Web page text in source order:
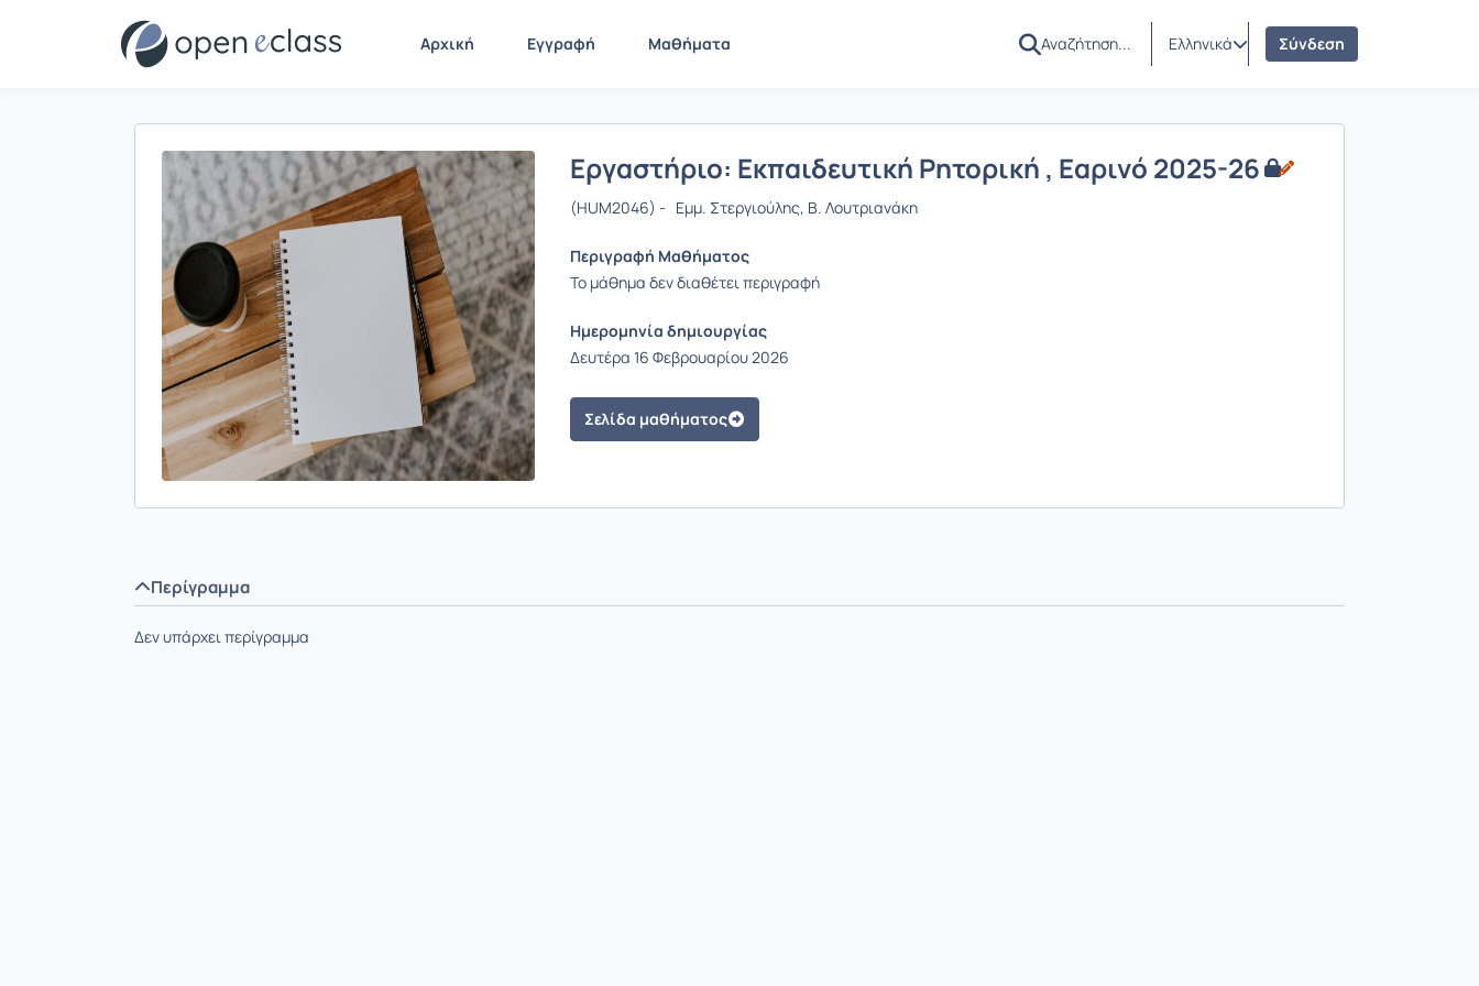
Αρχική Εγγραφή Μαθήματα Ελληνικά Σύνδεση
Παρουσίαση/Προβολή
Εργαστήριο: Εκπαιδευτική Ρητορική , Εαρινό 2025-26
(HUM2046) - Εμμ. Στεργιούλης, Β. Λουτριανάκη
Περιγραφή Μαθήματος
Το μάθημα δεν διαθέτει περιγραφή
Ημερομηνία δημιουργίας
Δευτέρα 16 Φεβρουαρίου 2026
Σελίδα μαθήματος
Περίγραμμα
Δεν υπάρχει περίγραμμα